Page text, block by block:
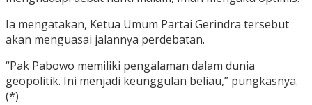
Ia mengatakan, Ketua Umum Partai Gerindra tersebut
akan menguasai jalannya perdebatan.
“Pak Pabowo memiliki pengalaman dalam dunia
geopolitik. Ini menjadi keunggulan beliau,” pungkasnya.
(*)